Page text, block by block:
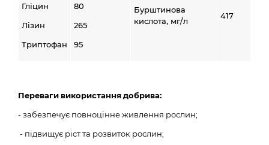
Гліцин
Лізин
Триптофан
80
265
95
Бурштинова
кислота, мг/л
417
Переваги використаннядобрива:
- забезпечує повноцінне живлення рослин;
- підвищує ріст та розвиток рослин;